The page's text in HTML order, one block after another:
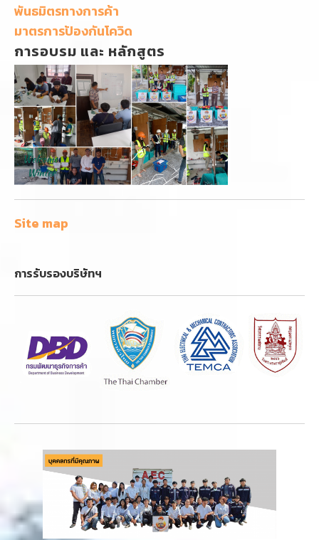
พันธมิตรทางการค้า
มาตรการป้องกันโควิด
การอบรม และ หลักสูตร
Site map
การรับรองบริษัทฯ